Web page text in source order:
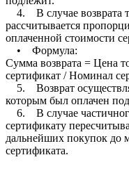
4. В случае возврата
рассчитывается
оплаченной стоимости
• Формула:
Сумма возврата = Цена
сертификат / Номинал
5. Возврат
которым был оплачен
6. В случае
сертификату
дальнейших покупок до
сертификата.